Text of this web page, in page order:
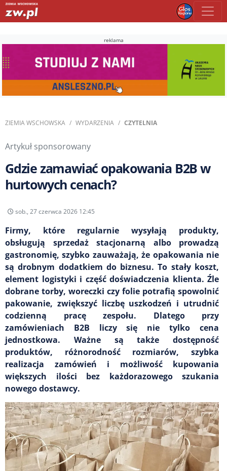
reklama
ZIEMIA WSCHOWSKA WYDARZENIA CZYTELNIA
Artykuł sponsorowany
Gdzie zamawiać opakowania B2B w
hurtowych cenach?
sob., 27 czerwca 2026 12:45
Firmy, które regularnie wysyłają produkty,
obsługują sprzedaż stacjonarną albo prowadzą
gastronomię, szybko zauważają, że opakowania nie
są drobnym dodatkiem do biznesu. To stały koszt,
element logistyki i część doświadczenia klienta. Źle
dobrane torby, woreczki czy folie potrafią spowolnić
pakowanie, zwiększyć liczbę uszkodzeń i utrudnić
codzienną pracę zespołu. Dlatego przy
zamówieniach B2B liczy się nie tylko cena
jednostkowa. Ważne są także dostępność
produktów, różnorodność rozmiarów, szybka
realizacja zamówień i możliwość kupowania
większych ilości bez każdorazowego szukania
nowego dostawcy.